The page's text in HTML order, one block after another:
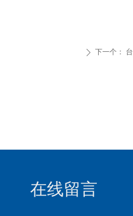
ꄲ 下一个：
在线留言